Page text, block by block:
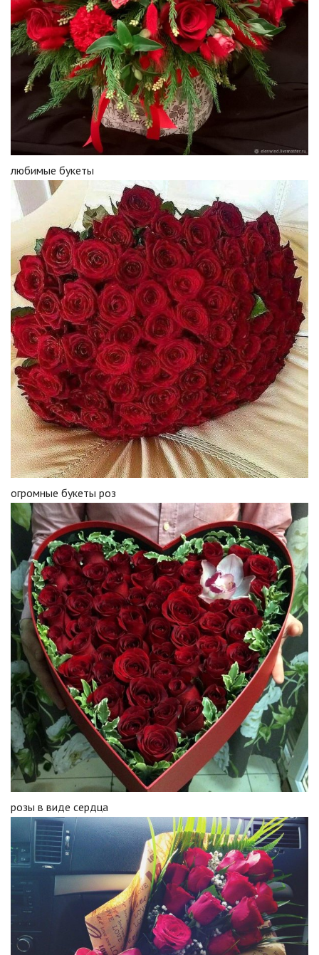
любимые букеты
огромные букеты роз
розы в виде сердца